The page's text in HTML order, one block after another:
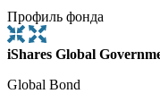
Профиль фонда
iShares Global
Global Bond